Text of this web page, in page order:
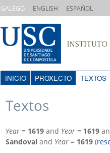
GALEGO ENGLISH ESPAÑOL
INICIO PROXECTO TEXTOS
Textos
Year = 1619 and Year = 1619
Sandoval and Year = 1619 (